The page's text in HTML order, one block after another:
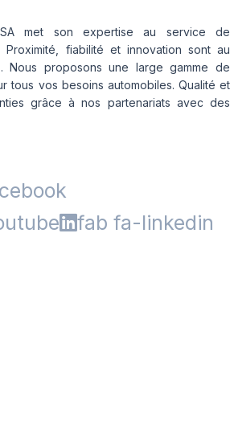
met son expertise au service de
Proximité, fiabilité et innovation sont au
proposons une large gamme de
tous vos besoins automobiles. Qualité et
grâce à nos partenariats avec des
fab fa-linkedin